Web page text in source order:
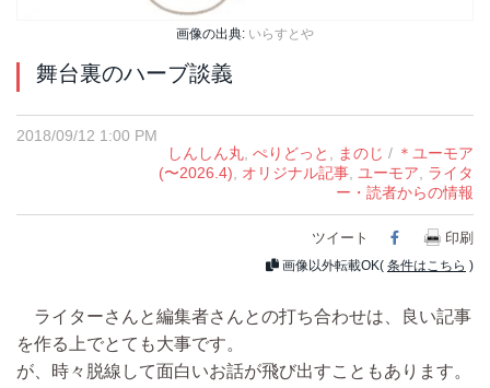
画像の出典: いらすとや
舞台裏のハーブ談義
2018/09/12 1:00 PM
しんしん丸, ぺりどっと , まのじ / ＊ユーモア
(〜2026.4), オリジナル記事, ユーモア, ライタ
ー・読者からの情報
ツイート Facebook
印刷
画像以外転載OK( 条件はこちら )
ライターさんと編集者さんとの打ち合わせは、良い記事
を作る上でとても大事です。
が、時々脱線して面白いお話が飛び出すこともあります。